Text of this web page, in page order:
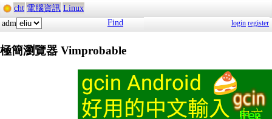
cht 電腦資訊 Linux
adm
Find login register
極簡瀏覽器 Vimprobable